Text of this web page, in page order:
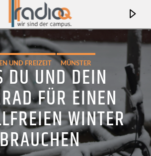
UND FREIZEIT MÜNSTER
DU UND DEIN
FÜR EINEN
WINTER